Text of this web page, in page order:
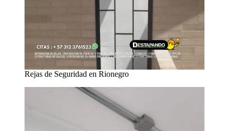
Rejas de Seguridad en Rionegro